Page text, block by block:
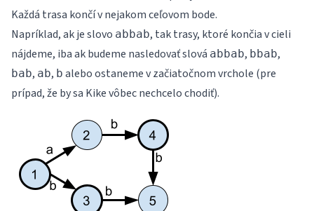
Každá trasa končí v nejakom ceľovom bode.
Napríklad, ak je slovo abbab, tak trasy, ktoré končia v cieli
nájdeme, iba ak budeme nasledovať slová abbab, bbab,
bab, ab, b alebo ostaneme v začiatočnom vrchole (pre
prípad, že by sa Kike vôbec nechcelo chodiť).